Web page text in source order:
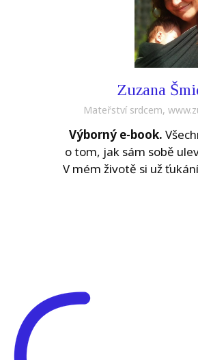
Zuzana
Mateřství srdcem,
Výborný e-book.
o tom, jak sám sobě
V mém životě si už